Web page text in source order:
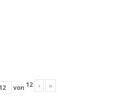
von 12 › »